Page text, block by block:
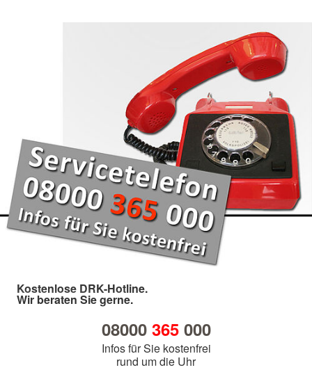
Kostenlose DRK-Hotline.
Wir beraten Sie gerne.
08000 365000
Infos für Sie kostenfrei
rund um die Uhr